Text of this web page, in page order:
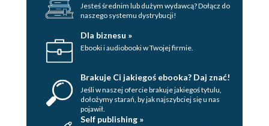
48. GABRIELA
50. GABRIELA
Epilog. ROK PÓŹNIEJ. MARZENA
Jesteś średnim lub dużym wydawcą? Dołącz do
naszego systemu dystrybucji!
Dla biznesu »
Ebooki i audiobooki w Twojej firmie.
Brakuje Ci jakiegoś ebooka? Daj znać!
Jeśli w naszej ofercie brakuje jakiegoś tytulu,
dołożymy starań, by jak najszybciej się u nas
pojawił.
Self publishing »